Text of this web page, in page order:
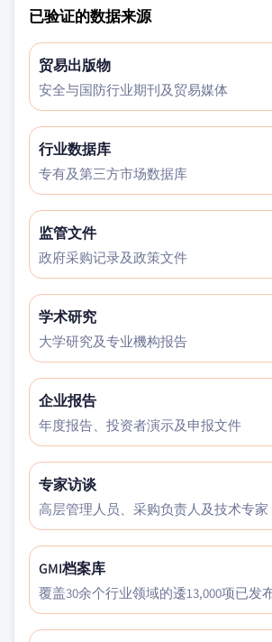
已验证的数据来源
贸易出版物
安全与国防行业期刊及贸易媒体
行业数据库
专有及第三方市场数据库
监管文件
政府采购记录及政策文件
学术研究
大学研究及专业機构报告
企业报告
年度报告、投资者演示及申报文件
专家访谈
高层管理人员、采购负责人及技术专家
GMI档案库
覆盖30余个行业领域的逶13,000项已发